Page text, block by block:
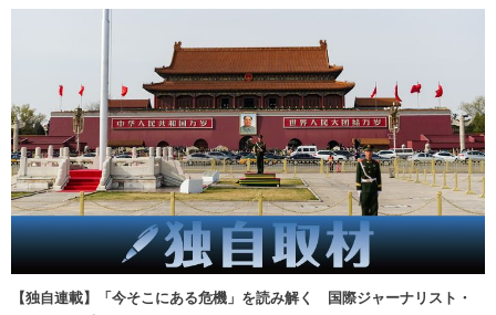
【独自連載】「今そこにある危機」を読み解く 国際ジャーナリスト・